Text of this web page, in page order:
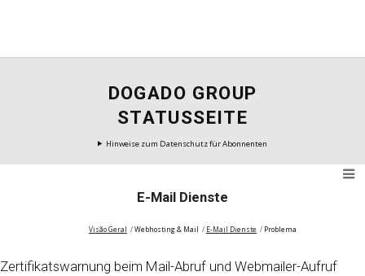
DOGADO GROUP
STATUSSEITE
Hinweise zum Datenschutz für Abonnenten
E-Mail Dienste
Visão Geral Webhosting & Mail E-Mail Dienste Problema
Zertifikatswarnung beim Mail-Abruf und Webmailer-Aufruf